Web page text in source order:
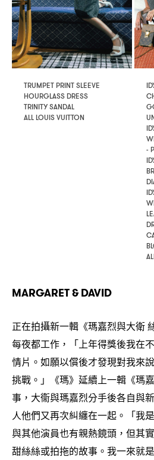
TRUMPET PRINT SLEEVE
HOURGLASS DRESS
TRINITY SANDAL
ALL LOUIS VUITTON
-
MARGARET & DAVID
正在拍攝新一輯《瑪嘉烈與大衛
每夜都工作 ，
「上年得獎後我在
情片。如願以償後才發現對我來
挑戰。」《瑪》延續上一輯《瑪
事 ， 大衞與瑪嘉烈分手後各自與
人他們又再次糾纏在一起。「我
與其他演員也有親熱鏡頭 ， 但其
甜絲絲或拍拖的故事。我一來就